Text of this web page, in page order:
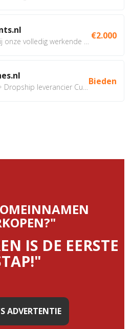
€2.000
Bieden
IS DE EERSTE
ADVERTENTIE